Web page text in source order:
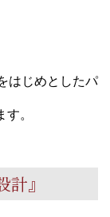
はじめとしたパ
。
』